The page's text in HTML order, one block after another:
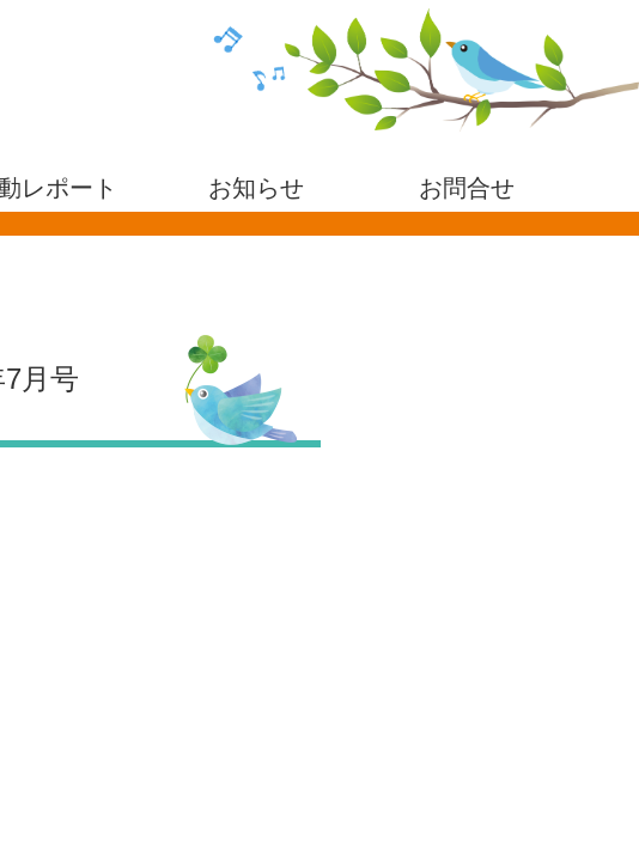
レポート お知らせ お問合せ
月号